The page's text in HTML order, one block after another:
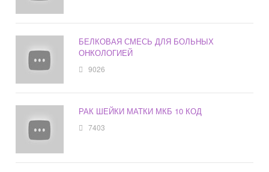
БЕЛКОВАЯ СМЕСЬ ДЛЯ БОЛЬНЫХ
ОНКОЛОГИЕЙ
9026
РАК ШЕЙКИ МАТКИ МКБ 10 КОД
7403